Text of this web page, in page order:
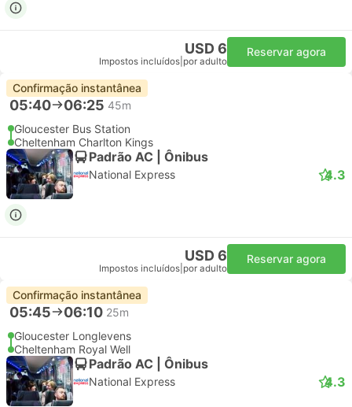
USD 6
Impostos incluídos por adulto
Reservar agora
Confirmação instantânea
05:40 06:25 45m
Gloucester Bus Station
Cheltenham Charlton Kings
Padrão AC | Ônibus
National Express 4.3
USD 6
Impostos incluídos por adulto
Reservar agora
Confirmação instantânea
05:45 06:10 25m
Gloucester Longlevens
Cheltenham Royal Well
Padrão AC | Ônibus
National Express 4.3